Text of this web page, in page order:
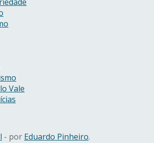
Vale
- por Eduardo Pinheiro.